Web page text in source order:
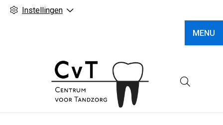
Instellingen
MENU